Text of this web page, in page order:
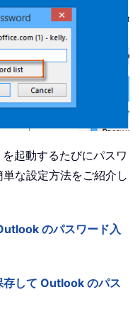
起動するたびにパスワ
な設定方法をご紹介し
のパスワード入
存して Outlook のパス